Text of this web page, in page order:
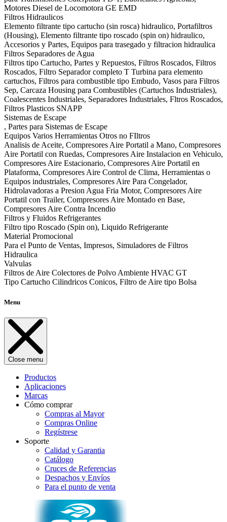
Motores Diesel de Locomotora GE EMD
Filtros Hidraulicos
Elemento filtrante tipo cartucho (sin rosca) hidraulico, Portafiltros
(Housing), Elemento filtrante tipo roscado (spin on) hidraulico,
Accesorios y Partes, Equipos para trasegado y filtracion hidraulica
Filtros Separadores de Agua
Filtros tipo Cartucho, Partes y Repuestos, Filtros Roscados, Filtros
Roscados, Filtro Separador completo T Turbina para elemento
cartuchos, Filtros para combustible tipo Embudo, Vasos para Filtros
Sep, Carcaza Housing para Combustibles (Cartuchos Industriales),
Coalescentes Industriales, Separadores Industriales, Fltros Roscados,
Filtros Plasticos SNAPP
Sistemas de Escape
, Partes para Sistemas de Escape
Equipos Varios Herramientas Otros no FIltros
Analisis de Aceite, Compresores Aire Portatil a Mano, Compresores
Aire Portatil con Ruedas, Compresores Aire Instalacion en Vehiculo,
Compresores Aire Estacionario, Compresores Aire Portatil en
Plataforma, Compresores Aire Control de Clima, Herramientas o
Equipos industriales, Compresores Aire Para Congelador,
Hidrolavadoras a Presion Agua Fria Motor, Compresores Aire
Portatil con Trailer, Compresores Aire Montado en Base,
Compresores Aire Contra Incendio
Filtros y Fluidos Refrigerantes
Filtro tipo Roscado (Spin on), Liquido Refrigerante
Material Promocional
Para el Punto de Ventas, Impresos, Simuladores de Filtros
Hidraulica
Valvulas
Filtros de Aire Colectores de Polvo Ambiente HVAC GT
Tipo Cartucho Cilindricos Conicos, Filtro de Aire tipo Bolsa
Menu
Close menu
Productos
Aplicaciones
Marcas
Cómo comprar
Compras al Mayor
Compras Online
Regístrese
Soporte
Calidad y Garantia
Catálogo
Cruces de Referencias
Despachos y Envíos
Para el punto de venta